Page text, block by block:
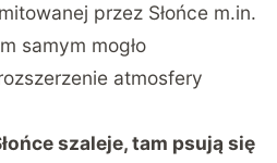
przez Słońce m.in.
samym mogło
atmosfery
szaleje, tam psują się